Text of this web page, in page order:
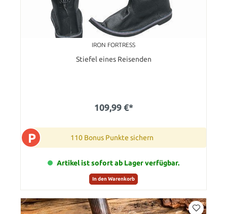
IRON FORTRESS
Stiefel eines Reisenden
109,99 €*
P 110 Bonus Punkte sichern
Artikel ist sofort ab Lager verfügbar.
In den Warenkorb